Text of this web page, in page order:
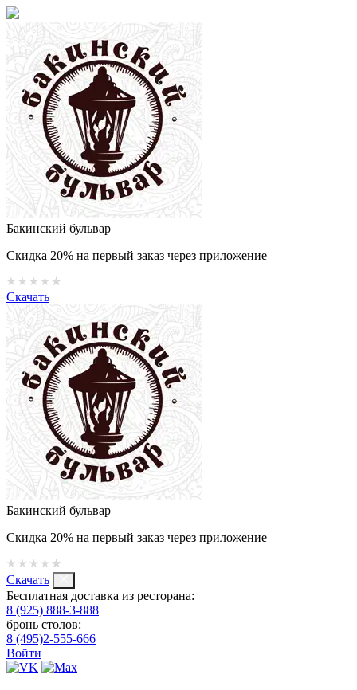
Бакинский бульвар
Скидка 20% на первый заказ через приложение
Скачать
Бакинский бульвар
Скидка 20% на первый заказ через приложение
Скачать
Бесплатная доставка из ресторана:
8 (925) 888-3-888
бронь столов:
8 (495)2-555-666
Войти